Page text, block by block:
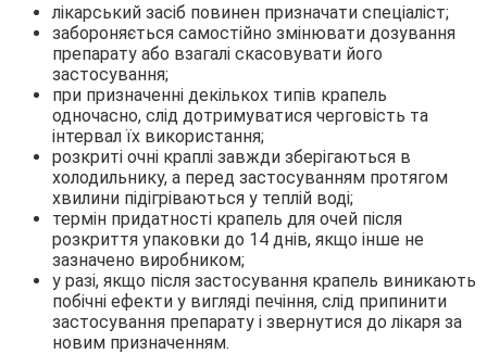
лікарський засіб повинен призначати спеціаліст;
забороняється самостійно змінювати дозування
препарату або взагалі скасовувати його
застосування;
при призначенні декількох типів крапель
одночасно, слід дотримуватися черговість та
інтервал їх використання;
розкриті очні краплі завжди зберігаються в
холодильнику, а перед застосуванням протягом
хвилини підігріваються у теплій воді;
термін придатності крапель для очей після
розкриття упаковки до 14 днів, якщо інше не
зазначено виробником;
у разі, якщо після застосування крапель виникають
побічні ефекти у вигляді печіння, слід припинити
застосування препарату і звернутися до лікаря за
новим призначенням.